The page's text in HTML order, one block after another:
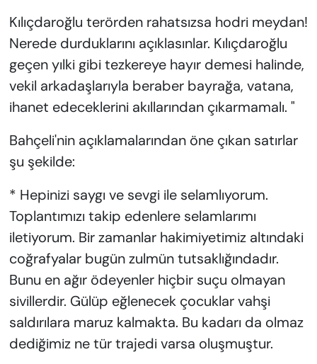
Kılıçdaroğlu terörden rahatsızsa hodri meydan!
Nerede durduklarını açıklasınlar. Kılıçdaroğlu
geçen yılki gibi tezkereye hayır demesi halinde,
vekil arkadaşlarıyla beraber bayrağa, vatana,
ihanet edeceklerini akıllarından çıkarmamalı. "
Bahçeli'nin açıklamalarından öne çıkan satırlar
şu şekilde:
* Hepinizi saygı ve sevgi ile selamlıyorum.
Toplantımızı takip edenlere selamlarımı
iletiyorum. Bir zamanlar hakimiyetimiz altındaki
coğrafyalar bugün zulmün tutsaklığındadır.
Bunu en ağır ödeyenler hiçbir suçu olmayan
sivillerdir. Gülüp eğlenecek çocuklar vahşi
saldırılara maruz kalmakta. Bu kadarı da olmaz
dediğimiz ne tür trajedi varsa oluşmuştur.